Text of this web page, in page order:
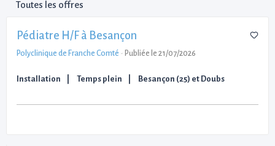
Toutes les offres
Pédiatre H/F à Besançon
Polyclinique de Franche Comté - Publiée le 21/07/2026
Installation Temps plein Besançon (25) et Doubs